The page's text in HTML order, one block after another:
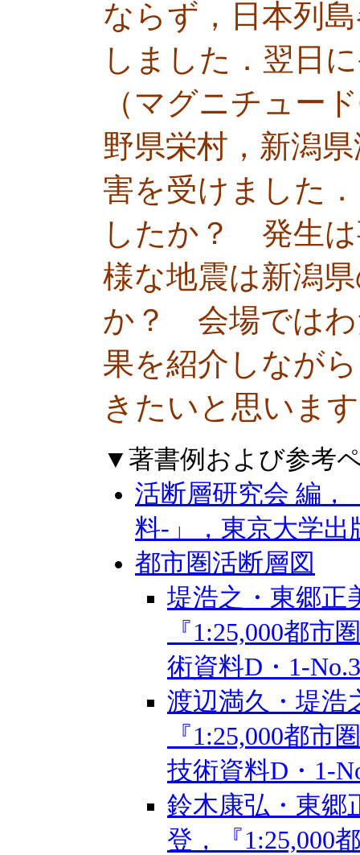
ならず，日本列
しました．翌日
（マグニチュー
野県栄村，新潟
害を受けました
したか？ 発生
様な地震は新潟
か？ 会場ではわ
果を紹介しなが
きたいと思いま
▼著書例および参考
活断層研究会 編，
料-」，東京大学出
都市圏活断層図
堤浩之・東郷正
『1:25,000都
術資料D・1-
渡辺満久・堤浩
『1:25,000都
技術資料D・1-
鈴木康弘・東郷
登，『1:25,000